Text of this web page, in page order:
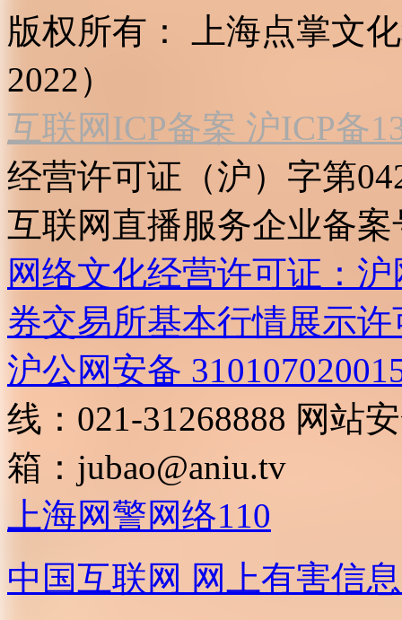
版权所有：
上海点掌文
2022）
互联网ICP备案 沪ICP备
经营许可证（沪）字第
互联网直播服务企业备案
网络文化经营许可证：
券交易所基本行情展示许
沪公网安备
线：021-31268888 网站
箱： jubao@aniu.tv
上海网警网络110
中国互联网 网上有害信